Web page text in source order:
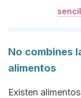
No combines
alimentos
Existen